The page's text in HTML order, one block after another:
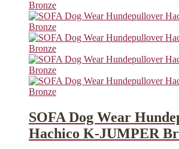
auf.
Optionen
auf
Produktseite
SOFA Dog Wear
Hachico K-JUMPER